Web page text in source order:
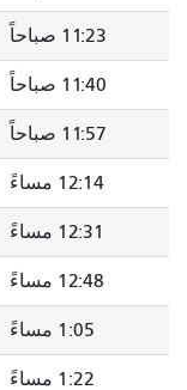
11:40 صباحاً
11:57 صباحاً
12:14 مساءً
12:33 مساءً
12:50 مساءً
1:07 مساءً
1:24 مساءً
1:41 مساءً